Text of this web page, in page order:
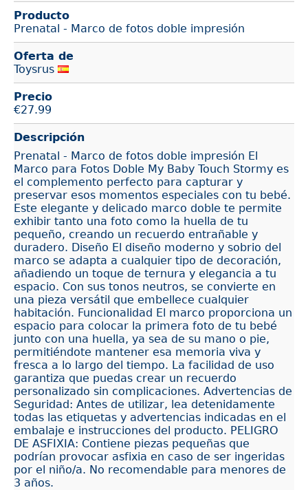
Producto
Prenatal - Marco de fotos doble impresión
Oferta de
Toysrus
Precio
€27.99
Descripción
Prenatal - Marco de fotos doble impresión El
Marco para Fotos Doble My Baby Touch Stormy es
el complemento perfecto para capturar y
preservar esos momentos especiales con tu bebé.
Este elegante y delicado marco doble te permite
exhibir tanto una foto como la huella de tu
pequeño, creando un recuerdo entrañable y
duradero. Diseño El diseño moderno y sobrio del
marco se adapta a cualquier tipo de decoración,
añadiendo un toque de ternura y elegancia a tu
espacio. Con sus tonos neutros, se convierte en
una pieza versátil que embellece cualquier
habitación. Funcionalidad El marco proporciona un
espacio para colocar la primera foto de tu bebé
junto con una huella, ya sea de su mano o pie,
permitiéndote mantener esa memoria viva y
fresca a lo largo del tiempo. La facilidad de uso
garantiza que puedas crear un recuerdo
personalizado sin complicaciones. Advertencias de
Seguridad: Antes de utilizar, lea detenidamente
todas las etiquetas y advertencias indicadas en el
embalaje e instrucciones del producto. PELIGRO
DE ASFIXIA: Contiene piezas pequeñas que
podrían provocar asfixia en caso de ser ingeridas
por el niño/a. No recomendable para menores de
3 años.